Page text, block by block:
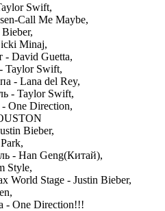
Swift,
Call Me Maybe,
Minaj,
David Guetta,
Taylor Swift,
- Lana del Rey,
- Taylor Swift,
One Direction,
Bieber,
- Han Geng(Китай),
Style,
World Stage - Justin Bieber,
- One Direction!!!